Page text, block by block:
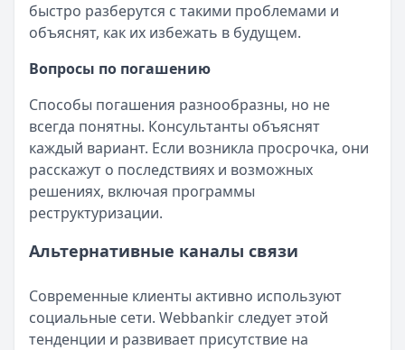
быстро разберутся с такими проблемами и
объяснят, как их избежать в будущем.
Вопросы по погашению
Способы погашения разнообразны, но не
всегда понятны. Консультанты объяснят
каждый вариант. Если возникла просрочка, они
расскажут о последствиях и возможных
решениях, включая программы
реструктуризации.
Альтернативные каналы связи
Современные клиенты активно используют
социальные сети. Webbankir следует этой
тенденции и развивает присутствие на